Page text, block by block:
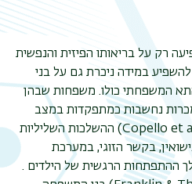
רק על בריאותו הפיזית והנפשית
במידה ניכרת גם על בני
המשפחתי כולו. משפחות שבהן
נחשבות כמתפקדות במצב
ההשלכות השליליות
בקשר הזוגי, במערכת
ההתפתחות הרגשית של הילדים .